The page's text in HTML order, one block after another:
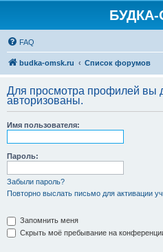
FAQ
budka-omsk.ru Список форумов
Для просмотра профилей вы
авторизованы.
Имя пользователя:
Пароль:
Забыли пароль?
Повторно выслать письмо для активации
Запомнить меня
Скрыть моё пребывание на